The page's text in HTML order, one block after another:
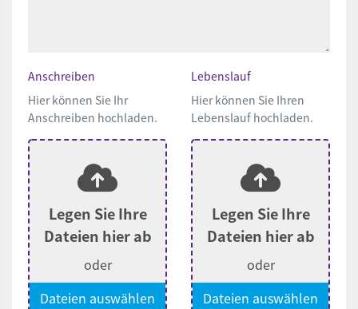
Anschreiben
Hier können Sie Ihr
Anschreiben hochladen.
Legen Sie Ihre
Dateien hier ab
oder
Dateien auswählen
Lebenslauf
Hier können Sie Ihren
Lebenslauf hochladen.
Legen Sie Ihre
Dateien hier ab
oder
Dateien auswählen